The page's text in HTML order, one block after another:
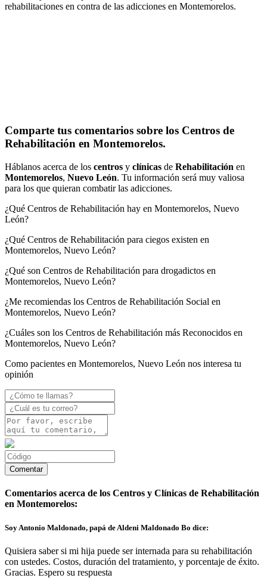
rehabilitaciones en contra de las adicciones en Montemorelos.
Comparte tus comentarios sobre los Centros de
Rehabilitación en Montemorelos.
Háblanos acerca de los centros y clínicas de Rehabilitación en
Montemorelos, Nuevo León. Tu información será muy valiosa
para los que quieran combatir las adicciones.
¿Qué Centros de Rehabilitación hay en Montemorelos, Nuevo
León?
¿Qué Centros de Rehabilitación para ciegos existen en
Montemorelos, Nuevo León?
¿Qué son Centros de Rehabilitación para drogadictos en
Montemorelos, Nuevo León?
¿Me recomiendas los Centros de Rehabilitación Social en
Montemorelos, Nuevo León?
¿Cuáles son los Centros de Rehabilitación más Reconocidos en
Montemorelos, Nuevo León?
Como pacientes en Montemorelos, Nuevo León nos interesa tu
opinión
Comentarios acerca de los Centros y Clínicas de Rehabilitación
en Montemorelos:
Soy Antonio Maldonado, papá de Aldeni Maldonado Bo dice:
Quisiera saber si mi hija puede ser internada para su rehabilitación
con ustedes. Costos, duración del tratamiento, y porcentaje de éxito.
Gracias. Espero su respuesta